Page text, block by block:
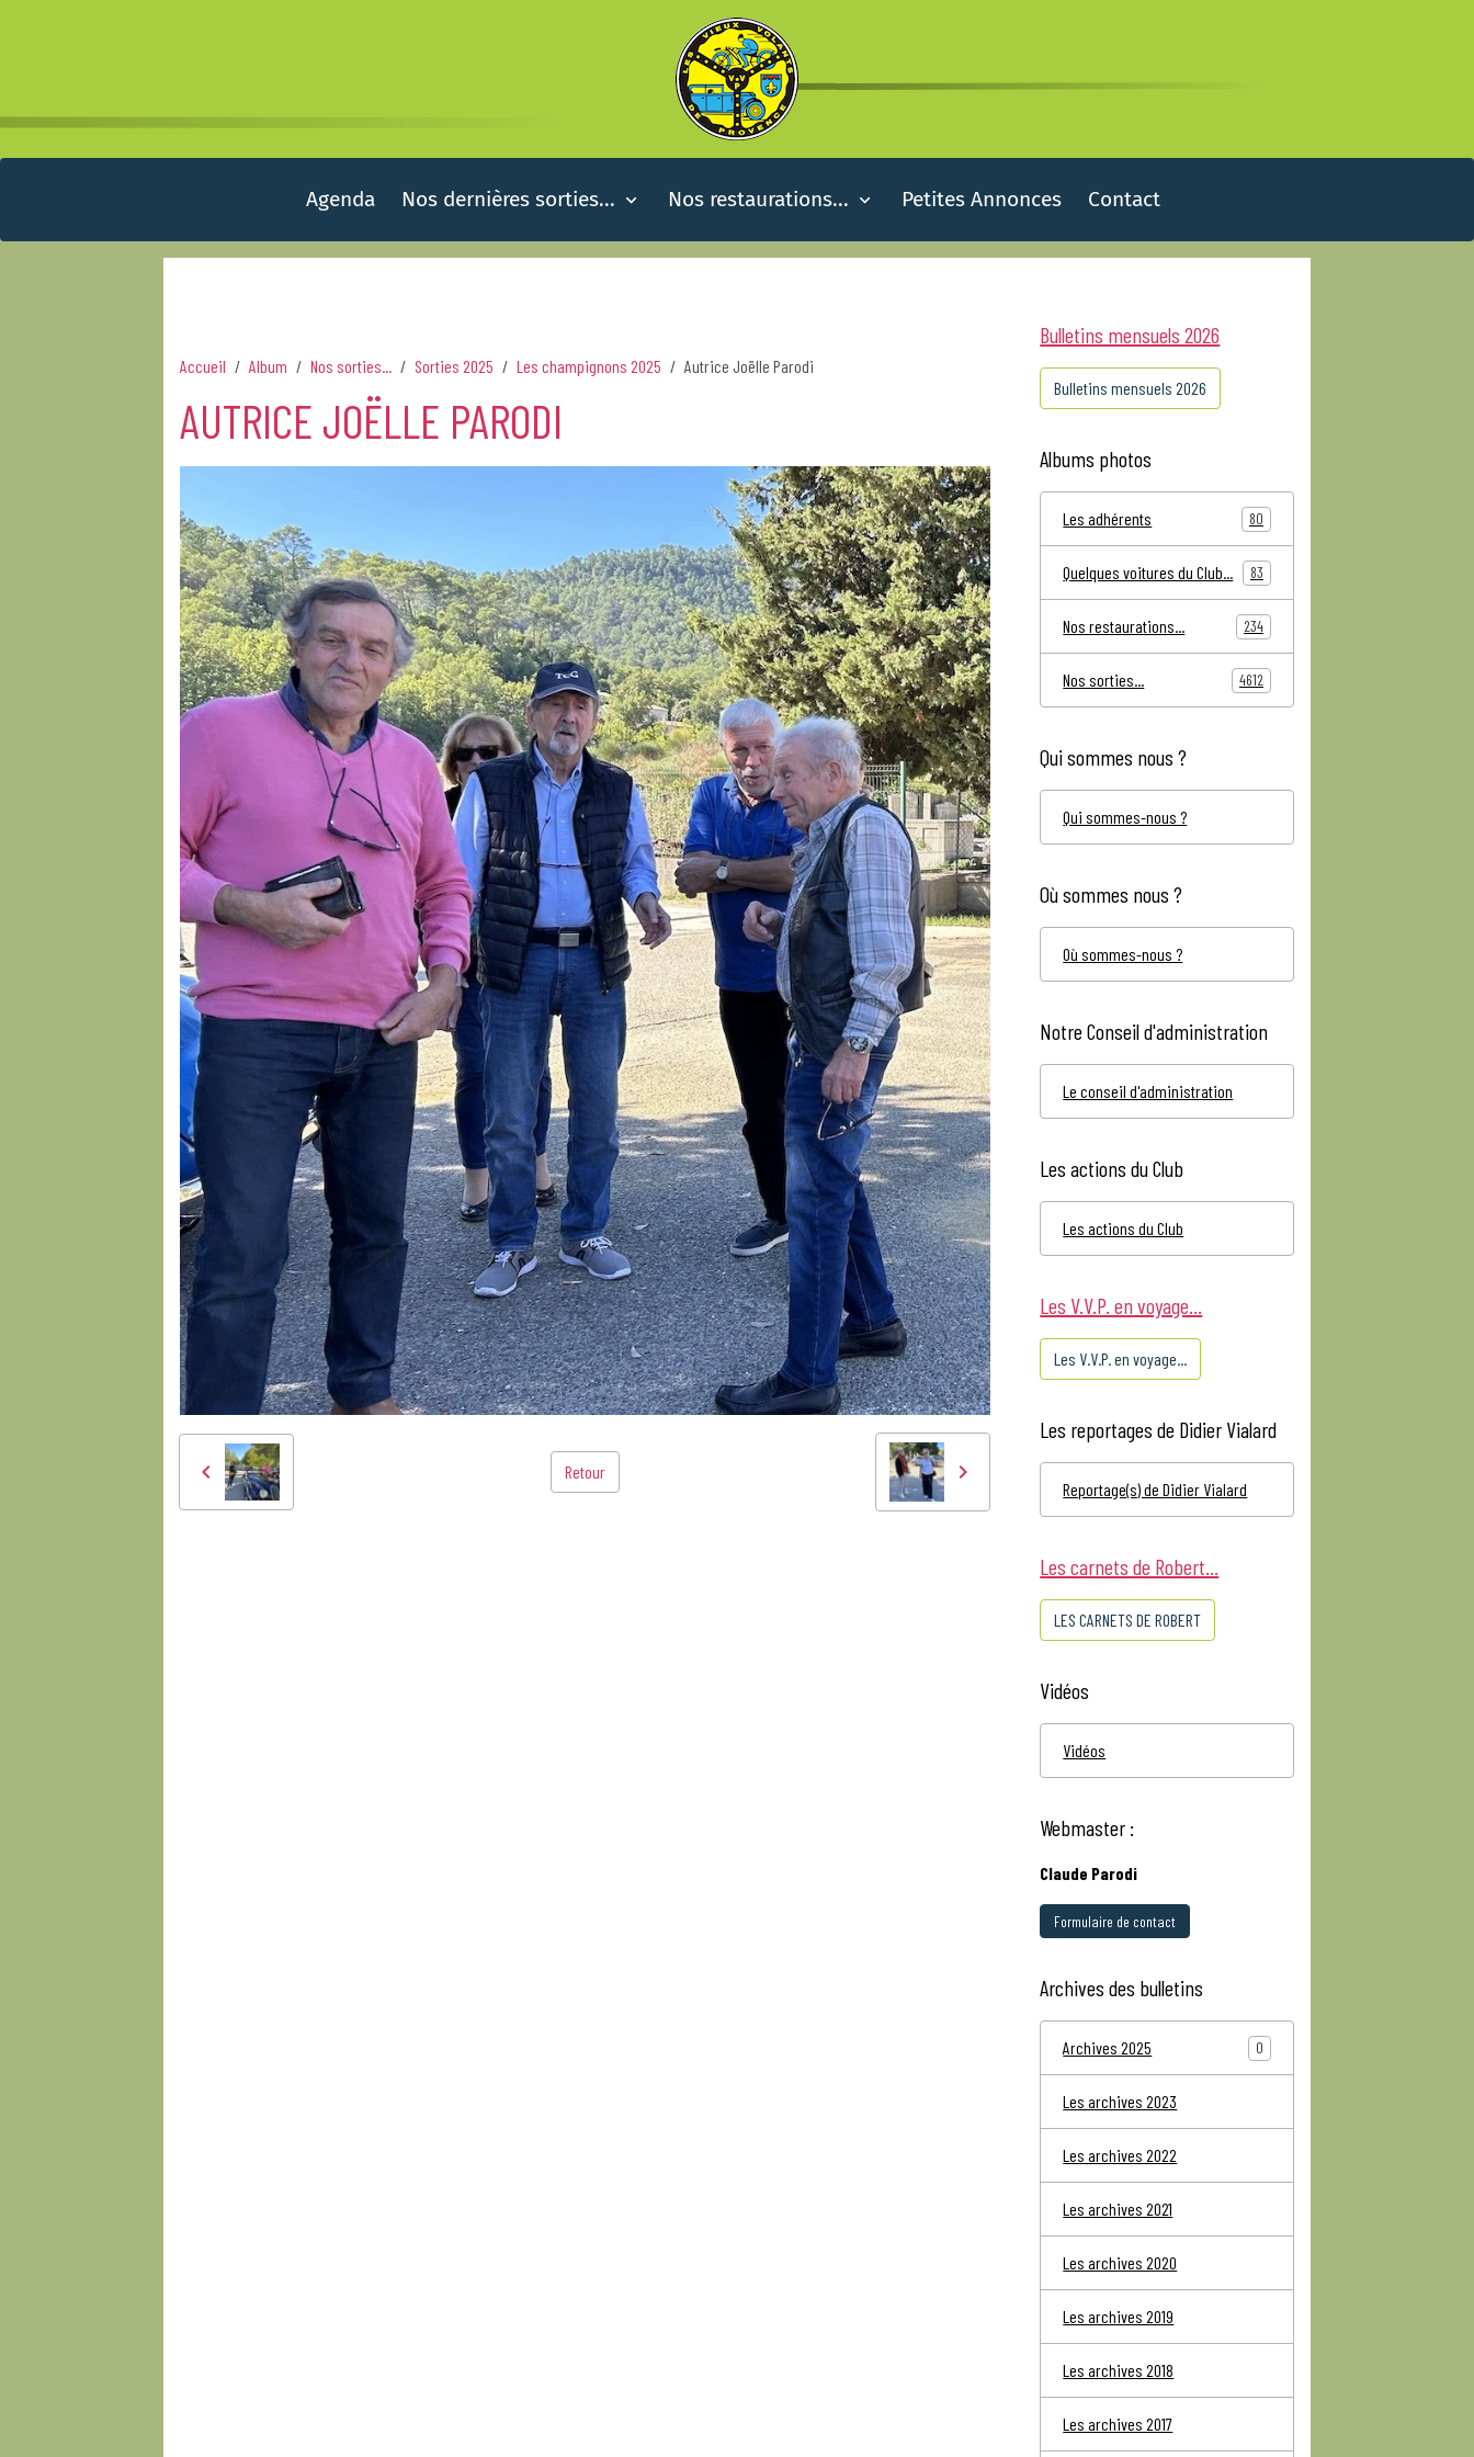
Agenda Nos dernières sorties... Nos restaurations... Petites Annonces Contact
Accueil Album Nos sorties... Sorties 2025 Les champignons 2025 Autrice Joëlle Parodi
AUTRICE JOËLLE PARODI
Retour
Bulletins mensuels 2026
Bulletins mensuels 2026
Albums photos
Les adhérents 80
Quelques voitures du Club... 83
Nos restaurations... 234
Nos sorties... 4612
Qui sommes nous ?
Qui sommes-nous ?
Où sommes nous ?
Où sommes-nous ?
Notre Conseil d'administration
Le conseil d'administration
Les actions du Club
Les actions du Club
Les V.V.P. en voyage...
Les V.V.P. en voyage...
Les reportages de Didier Vialard
Reportage(s) de Didier Vialard
Les carnets de Robert...
LES CARNETS DE ROBERT
Vidéos
Vidéos
Webmaster :
Claude Parodi
Formulaire de contact
Archives des bulletins
Archives 2025 0
Les archives 2023
Les archives 2022
Les archives 2021
Les archives 2020
Les archives 2019
Les archives 2018
Les archives 2017